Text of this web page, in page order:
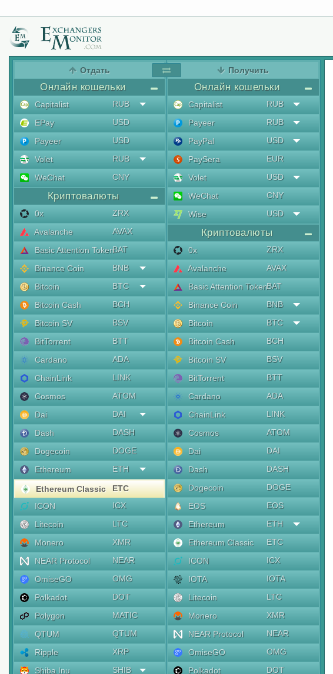
Отдать
Онлайн кошельки
Capitalist
RUB
EPay
USD
Payeer
USD
Volet
RUB
WeChat
CNY
Криптовалюты
0x
ZRX
Avalanche
AVAX
Basic Attention TokenBAT
Binance Coin
BNB
Bitcoin
BTC
Bitcoin Cash
BCH
Bitcoin SV
BSV
BitTorrent
BTT
Cardano
ADA
ChainLink
LINK
Cosmos
ATOM
Dai
DAI
Dash
DASH
Dogecoin
DOGE
Ethereum
ETH
Ethereum Classic
ETC
ICON
ICX
Litecoin
LTC
Monero
XMR
NEAR Protocol
NEAR
OmiseGO
OMG
Polkadot
DOT
Polygon
MATIC
QTUM
QTUM
Ripple
XRP
Shiba Inu
SHIB
Получить
Онлайн кошельки
Capitalist
RUB
Payeer
RUB
PayPal
USD
PaySera
EUR
Volet
USD
WeChat
CNY
Wise
USD
Криптовалюты
0x
ZRX
Avalanche
AVAX
Basic Attention TokenBAT
Binance Coin
BNB
Bitcoin
BTC
Bitcoin Cash
BCH
Bitcoin SV
BSV
BitTorrent
BTT
Cardano
ADA
ChainLink
LINK
Cosmos
ATOM
Dai
DAI
Dash
DASH
Dogecoin
DOGE
EOS
EOS
Ethereum
ETH
Ethereum Classic
ETC
ICON
ICX
IOTA
IOTA
Litecoin
LTC
Monero
XMR
NEAR Protocol
NEAR
OmiseGO
OMG
Polkadot
DOT